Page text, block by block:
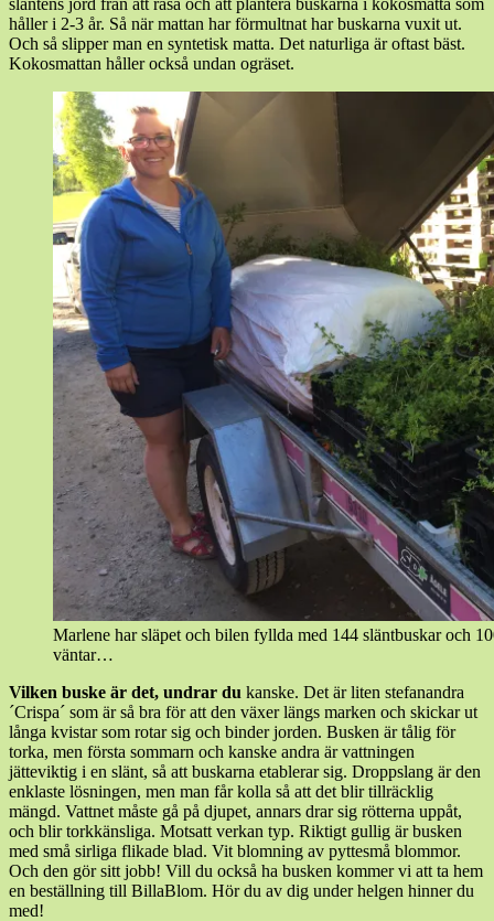
håller i 2-3 år. Så när mattan har förmultnat har buskarna vuxit ut.
Och så slipper man en syntetisk matta. Det naturliga är oftast bäst.
Kokosmattan håller också undan ogräset.
Marlene har släpet och bilen fyllda med 144 släntbuskar och
väntar…
Vilken buske är det, undrar du kanske. Det är liten stefanandra
´Crispa´ som är så bra för att den växer längs marken och skickar ut
långa kvistar som rotar sig och binder jorden. Busken är tålig för
torka, men första sommarn och kanske andra är vattningen
jätteviktig i en slänt, så att buskarna etablerar sig. Droppslang är den
enklaste lösningen, men man får kolla så att det blir tillräcklig
mängd. Vattnet måste gå på djupet, annars drar sig rötterna uppåt,
och blir torkkänsliga. Motsatt verkan typ. Riktigt gullig är busken
med små sirliga flikade blad. Vit blomning av pyttesmå blommor.
Och den gör sitt jobb! Vill du också ha busken kommer vi att ta hem
en beställning till BillaBlom. Hör du av dig under helgen hinner du
med!